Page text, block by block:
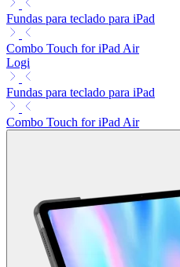
Fundas para teclado para iPad
Combo Touch for iPad Air
Logi
Fundas para teclado para iPad
Combo Touch for iPad Air